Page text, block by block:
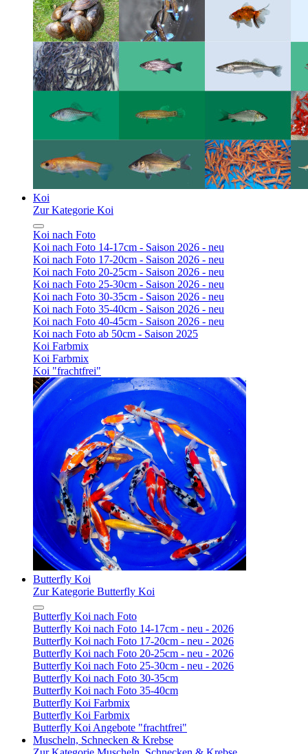
Koi
Zur Kategorie Koi
Koi nach Foto
Koi nach Foto 14-17cm - Saison 2026 - neu
Koi nach Foto 17-20cm - Saison 2026 - neu
Koi nach Foto 20-25cm - Saison 2026 - neu
Koi nach Foto 25-30cm - Saison 2026 - neu
Koi nach Foto 30-35cm - Saison 2026 - neu
Koi nach Foto 35-40cm - Saison 2026 - neu
Koi nach Foto 40-45cm - Saison 2026 - neu
Koi nach Foto ab 50cm - Saison 2025
Koi Farbmix
Koi Farbmix
Koi "frachtfrei"
Butterfly Koi
Zur Kategorie Butterfly Koi
Butterfly Koi nach Foto
Butterfly Koi nach Foto 14-17cm - neu - 2026
Butterfly Koi nach Foto 17-20cm - neu - 2026
Butterfly Koi nach Foto 20-25cm - neu - 2026
Butterfly Koi nach Foto 25-30cm - neu - 2026
Butterfly Koi nach Foto 30-35cm
Butterfly Koi nach Foto 35-40cm
Butterfly Koi Farbmix
Butterfly Koi Farbmix
Butterfly Koi Angebote "frachtfrei"
Muscheln, Schnecken & Krebse